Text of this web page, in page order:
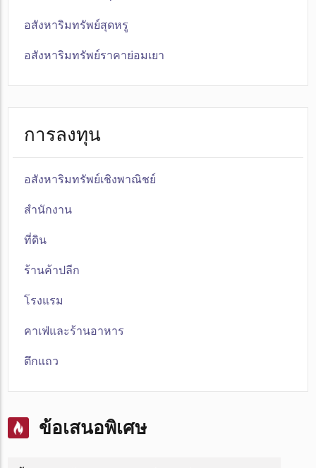
อสังหาริมทรัพย์สุดหรู
อสังหาริมทรัพย์ราคาย่อมเยา
การลงทุน
อสังหาริมทรัพย์เชิงพาณิชย์
สำนักงาน
ที่ดิน
ร้านค้าปลีก
โรงแรม
คาเฟ่และร้านอาหาร
ตึกแถว
ข้อเสนอพิเศษ